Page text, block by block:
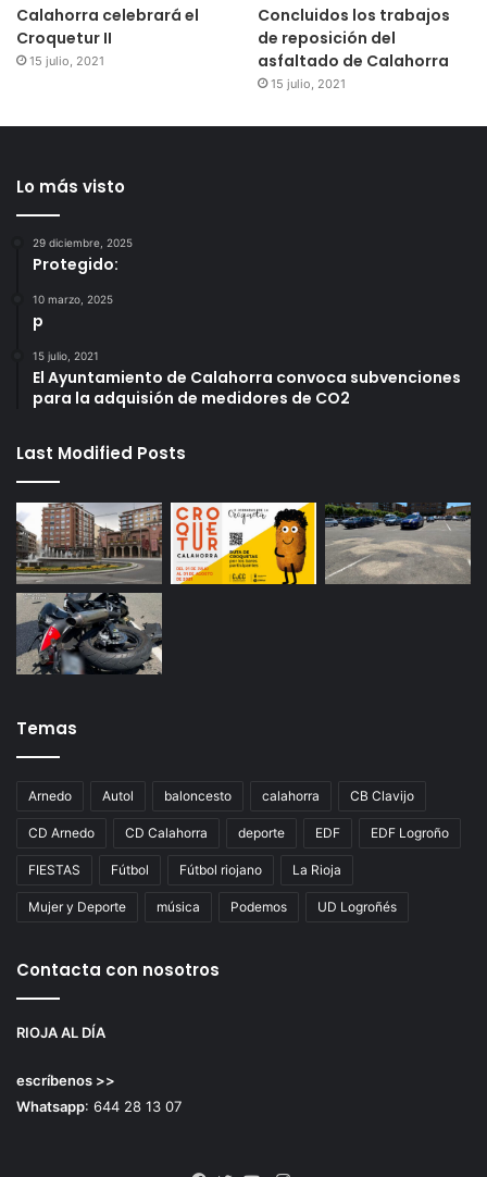
Calahorra celebrará el
Croquetur II
15 julio, 2021
Concluidos los trabajos
de reposición del
asfaltado de Calahorra
15 julio, 2021
Lo más visto
29 diciembre, 2025
Protegido:
10 marzo, 2025
p
15 julio, 2021
El Ayuntamiento de Calahorra convoca subvenciones
para la adquisión de medidores de CO2
Last Modified Posts
Temas
Arnedo Autol baloncesto calahorra CB Clavijo
CD Arnedo CD Calahorra deporte EDF EDF Logroño
FIESTAS Fútbol Fútbol riojano La Rioja
Mujer y Deporte música Podemos UD Logroñés
Contacta con nosotros
RIOJA AL DÍA
escríbenos >>
Whatsapp: 644 28 13 07